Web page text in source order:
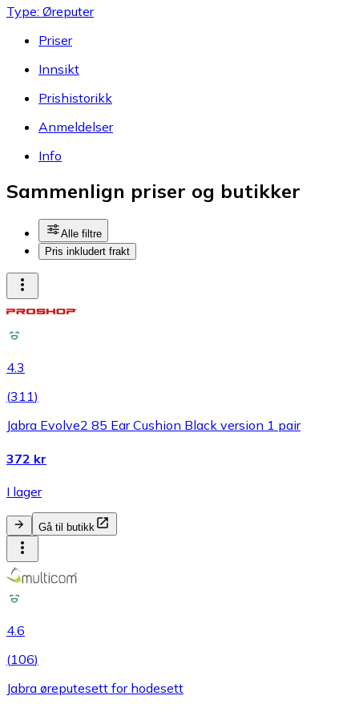
Type: Øreputer
Priser
Innsikt
Prishistorikk
Anmeldelser
Info
Sammenlign priser og butikker
Alle filtre
Pris inkludert frakt
4.3
(311)
Jabra Evolve2 85 Ear Cushion Black version 1 pair
372 kr
I lager
Gå til butikk
4.6
(106)
Jabra øreputesett for hodesett